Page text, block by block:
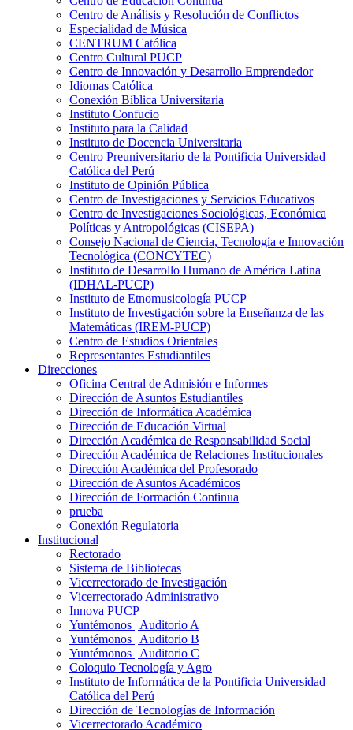
Centro de Análisis y Resolución de Conflictos
Especialidad de Música
CENTRUM Católica
Centro Cultural PUCP
Centro de Innovación y Desarrollo Emprendedor
Idiomas Católica
Conexión Bíblica Universitaria
Instituto Confucio
Instituto para la Calidad
Instituto de Docencia Universitaria
Centro Preuniversitario de la Pontificia Universidad
Católica del Perú
Instituto de Opinión Pública
Centro de Investigaciones y Servicios Educativos
Centro de Investigaciones Sociológicas, Económica
Políticas y Antropológicas (CISEPA)
Consejo Nacional de Ciencia, Tecnología e Innovación
Tecnológica (CONCYTEC)
Instituto de Desarrollo Humano de América Latina
(IDHAL-PUCP)
Instituto de Etnomusicología PUCP
Instituto de Investigación sobre la Enseñanza de las
Matemáticas (IREM-PUCP)
Centro de Estudios Orientales
Representantes Estudiantiles
Direcciones
Oficina Central de Admisión e Informes
Dirección de Asuntos Estudiantiles
Dirección de Informática Académica
Dirección de Educación Virtual
Dirección Académica de Responsabilidad Social
Dirección Académica de Relaciones Institucionales
Dirección Académica del Profesorado
Dirección de Asuntos Académicos
Dirección de Formación Continua
prueba
Conexión Regulatoria
Institucional
Rectorado
Sistema de Bibliotecas
Vicerrectorado de Investigación
Vicerrectorado Administrativo
Innova PUCP
Yuntémonos | Auditorio A
Yuntémonos | Auditorio B
Yuntémonos | Auditorio C
Coloquio Tecnología y Agro
Instituto de Informática de la Pontificia Universidad
Católica del Perú
Dirección de Tecnologías de Información
Vicerrectorado Académico